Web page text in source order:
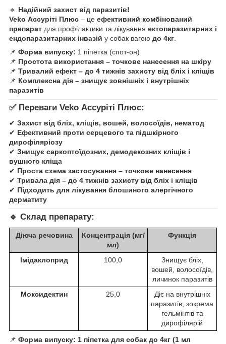
🔹 Надійний захист від паразитів!
Veko Ассуріті Плюс – це ефективний комбінований
препарат для профілактики та лікування ектопаразитарних і
ендопаразитарних інвазій у собак вагою до 4кг
📌 Форма випуску: 1 піпетка (спот-он)
📌 Простота використання – точкове нанесення на шкіру
📌 Тривалий ефект – до 4 тижнів захисту від бліх і кліщів
📌 Комплексна дія – знищує зовнішніх і внутрішніх
паразитів
✅ Переваги Veko Ассуріті Плюс:
✔ Захист від бліх, кліщів, вошей, волосоїдів, нематод
✔ Ефективний проти серцевого та підшкірного
дирофіляріозу
✔ Знищує саркоптоїдозних, демодекозних кліщів і
вушного кліща
✔ Проста схема застосування – точкове нанесення
✔ Тривала дія – до 4 тижнів захисту від бліх і кліщів
✔ Підходить для лікування блошиного алергічного
дерматиту
🔹 Склад препарату:
Діюча речовина
Концентрація (мг/
мл)
Функція
Імідаклоприд 100,0
Знищує бліх,
вошей, волосоїдів,
личинок паразитів
Моксидектин
25,0
Діє на внутрішніх
паразитів, зокрема
гельмінтів та
дирофілярій
📌 Форма випуску: 1 піпетка для собак до 4кг (1 мл